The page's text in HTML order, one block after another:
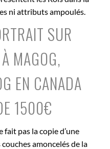
ni attributs ampoulés.
SUR
MAGOG,
EN CANADA
1500€
pas la copie d’une
amoncelés de la